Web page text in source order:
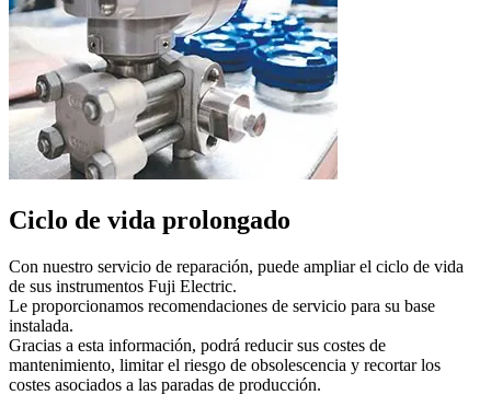
Ciclo de vida prolongado
Con nuestro servicio de reparación, puede ampliar el ciclo de vida
de sus instrumentos Fuji Electric.
Le proporcionamos recomendaciones de servicio para su base
instalada.
Gracias a esta información, podrá reducir sus costes de
mantenimiento, limitar el riesgo de obsolescencia y recortar los
costes asociados a las paradas de producción.